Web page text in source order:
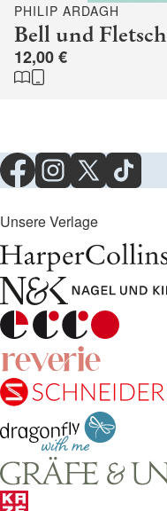
PHILIP ARDAGH
Bell und
12,00 €
Unsere Verlage